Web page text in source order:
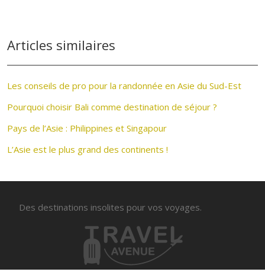
Articles similaires
Les conseils de pro pour la randonnée en Asie du Sud-Est
Pourquoi choisir Bali comme destination de séjour ?
Pays de l’Asie : Philippines et Singapour
L’Asie est le plus grand des continents !
Des destinations insolites pour vos voyages.